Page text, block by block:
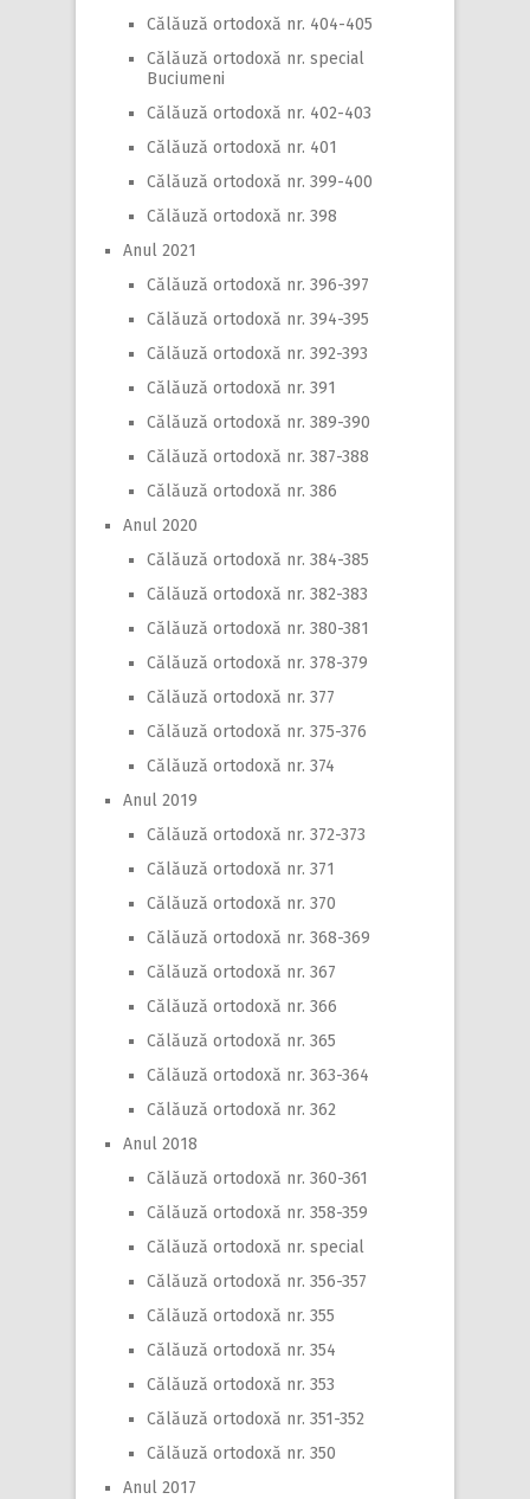
Călăuză ortodoxă nr. 404-405
Călăuză ortodoxă nr. special
Buciumeni
Călăuză ortodoxă nr. 402-403
Călăuză ortodoxă nr. 401
Călăuză ortodoxă nr. 399-400
Călăuză ortodoxă nr. 398
Anul 2021
Călăuză ortodoxă nr. 396-397
Călăuză ortodoxă nr. 394-395
Călăuză ortodoxă nr. 392-393
Călăuză ortodoxă nr. 391
Călăuză ortodoxă nr. 389-390
Călăuză ortodoxă nr. 387-388
Călăuză ortodoxă nr. 386
Anul 2020
Călăuză ortodoxă nr. 384-385
Călăuză ortodoxă nr. 382-383
Călăuză ortodoxă nr. 380-381
Călăuză ortodoxă nr. 378-379
Călăuză ortodoxă nr. 377
Călăuză ortodoxă nr. 375-376
Călăuză ortodoxă nr. 374
Anul 2019
Călăuză ortodoxă nr. 372-373
Călăuză ortodoxă nr. 371
Călăuză ortodoxă nr. 370
Călăuză ortodoxă nr. 368-369
Călăuză ortodoxă nr. 367
Călăuză ortodoxă nr. 366
Călăuză ortodoxă nr. 365
Călăuză ortodoxă nr. 363-364
Călăuză ortodoxă nr. 362
Anul 2018
Călăuză ortodoxă nr. 360-361
Călăuză ortodoxă nr. 358-359
Călăuză ortodoxă nr. special
Călăuză ortodoxă nr. 356-357
Călăuză ortodoxă nr. 355
Călăuză ortodoxă nr. 354
Călăuză ortodoxă nr. 353
Călăuză ortodoxă nr. 351-352
Călăuză ortodoxă nr. 350
Anul 2017